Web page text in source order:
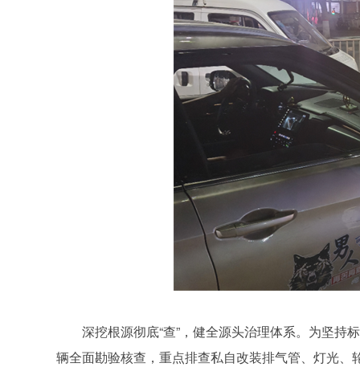
深挖根源彻底“查”，健全源头治理体系。为坚
辆全面勘验核查，重点排查私自改装排气管、灯光